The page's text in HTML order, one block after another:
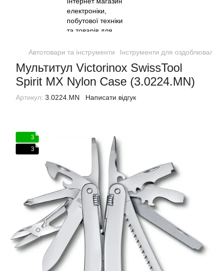
Автотовари та інструменти Інструменти для
Мультитул Victorinox SwissTool
Spirit MX Nylon Case (3.0224.MN)
Артикул: 3.0224.MN Написати відгук
3
3